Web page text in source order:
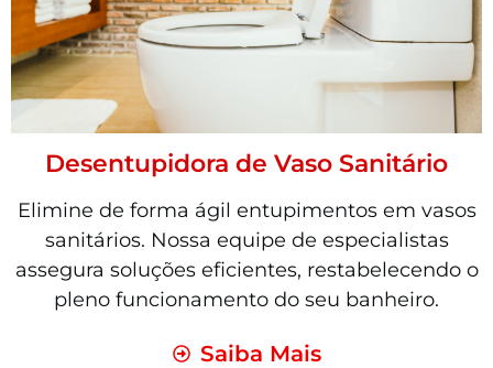
Desentupidora de Vaso Sanitário
Elimine de forma ágil entupimentos em vasos
sanitários. Nossa equipe de especialistas
assegura soluções eficientes, restabelecendo o
pleno funcionamento do seu banheiro.
Saiba Mais